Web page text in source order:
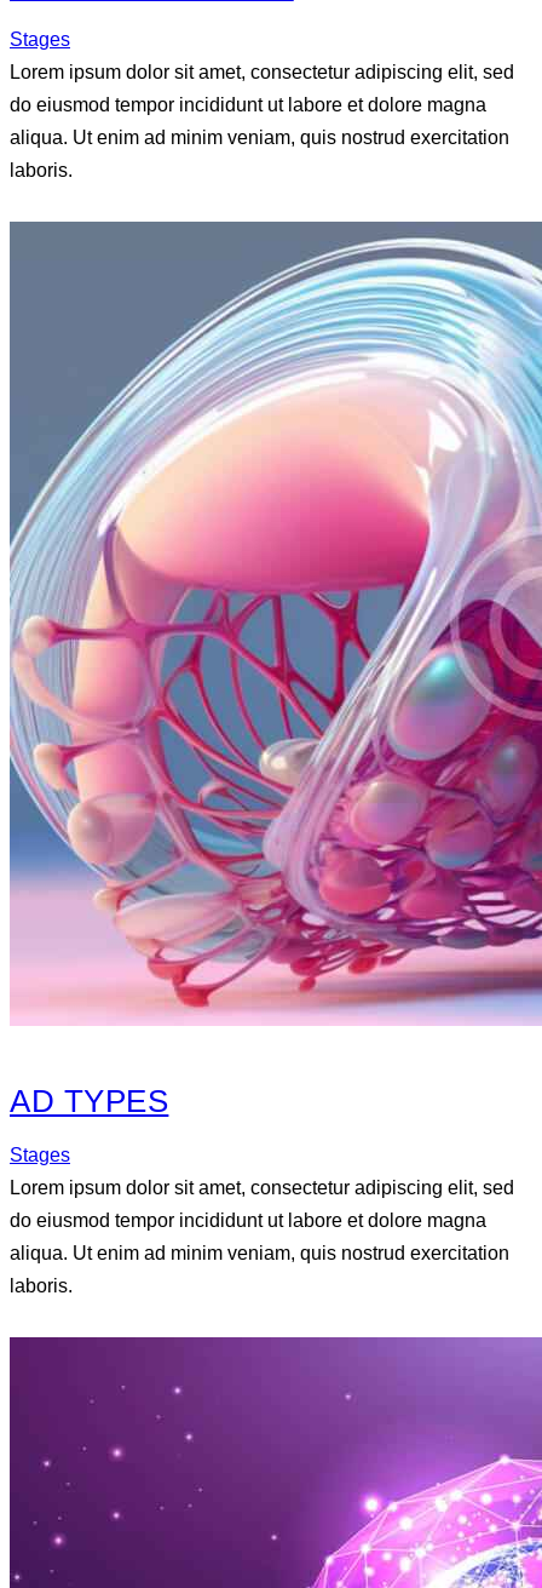
Stages
Lorem ipsum dolor sit amet, consectetur adipiscing elit, sed
do eiusmod tempor incididunt ut labore et dolore magna
aliqua. Ut enim ad minim veniam, quis nostrud exercitation
laboris.
AD TYPES
Stages
Lorem ipsum dolor sit amet, consectetur adipiscing elit, sed
do eiusmod tempor incididunt ut labore et dolore magna
aliqua. Ut enim ad minim veniam, quis nostrud exercitation
laboris.